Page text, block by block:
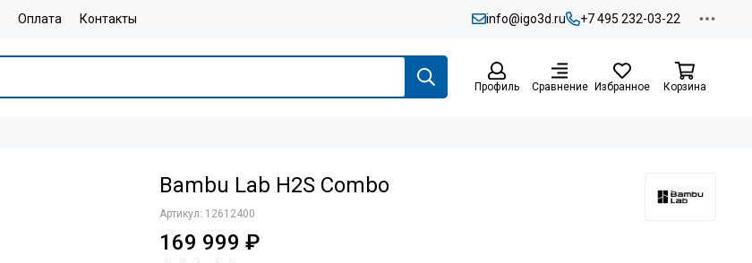
Оплата Контакты info@igo3d.ru +7 495 232-03-22
Профиль Сравнение Избранное Корзина
Bambu Lab H2S Combo
Артикул: 12612400
169 999 ₽